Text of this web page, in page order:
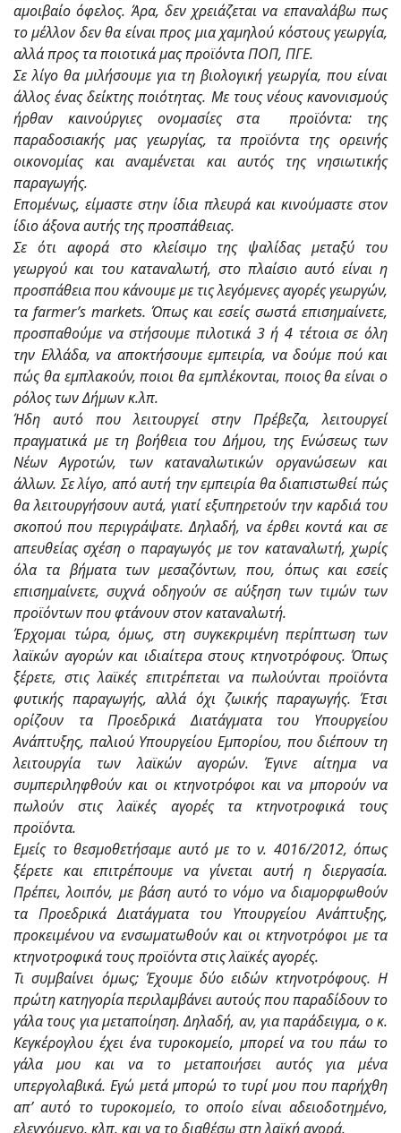
αμοιβαίο όφελος. Άρα, δεν χρειάζεται να επαναλάβω πως
το μέλλον δεν θα είναι προς μια χαμηλού κόστους γεωργία,
αλλά προς τα ποιοτικά μας προϊόντα ΠΟΠ, ΠΓΕ.
Σε λίγο θα μιλήσουμε για τη βιολογική γεωργία, που είναι
άλλος ένας δείκτης ποιότητας. Με τους νέους κανονισμούς
ήρθαν καινούργιες ονομασίες στα προϊόντα: της
παραδοσιακής μας γεωργίας, τα προϊόντα της ορεινής
οικονομίας και αναμένεται και αυτός της νησιωτικής
παραγωγής.
Επομένως, είμαστε στην ίδια πλευρά και κινούμαστε στον
ίδιο άξονα αυτής της προσπάθειας.
Σε ότι αφορά στο κλείσιμο της ψαλίδας μεταξύ του
γεωργού και του καταναλωτή, στο πλαίσιο αυτό είναι η
προσπάθεια που κάνουμε με τις λεγόμενες αγορές γεωργών,
τα farmer’s markets. Όπως και εσείς σωστά επισημαίνετε,
προσπαθούμε να στήσουμε πιλοτικά 3 ή 4 τέτοια σε όλη
την Ελλάδα, να αποκτήσουμε εμπειρία, να δούμε πού και
πώς θα εμπλακούν, ποιοι θα εμπλέκονται, ποιος θα είναι ο
ρόλος των Δήμων κ.λπ.
Ήδη αυτό που λειτουργεί στην Πρέβεζα, λειτουργεί
πραγματικά με τη βοήθεια του Δήμου, της Ενώσεως των
Νέων Αγροτών, των καταναλωτικών οργανώσεων και
άλλων. Σε λίγο, από αυτή την εμπειρία θα διαπιστωθεί πώς
θα λειτουργήσουν αυτά, γιατί εξυπηρετούν την καρδιά του
σκοπού που περιγράψατε. Δηλαδή, να έρθει κοντά και σε
απευθείας σχέση ο παραγωγός με τον καταναλωτή, χωρίς
όλα τα βήματα των μεσαζόντων, που, όπως και εσείς
επισημαίνετε, συχνά οδηγούν σε αύξηση των τιμών των
προϊόντων που φτάνουν στον καταναλωτή.
Έρχομαι τώρα, όμως, στη συγκεκριμένη περίπτωση των
λαϊκών αγορών και ιδιαίτερα στους κτηνοτρόφους. Όπως
ξέρετε, στις λαϊκές επιτρέπεται να πωλούνται προϊόντα
φυτικής παραγωγής, αλλά όχι ζωικής παραγωγής. Έτσι
ορίζουν τα Προεδρικά Διατάγματα του Υπουργείου
Ανάπτυξης, παλιού Υπουργείου Εμπορίου, που διέπουν τη
λειτουργία των λαϊκών αγορών. Έγινε αίτημα να
συμπεριληφθούν και οι κτηνοτρόφοι και να μπορούν να
πωλούν στις λαϊκές αγορές τα κτηνοτροφικά τους
προϊόντα.
Εμείς το θεσμοθετήσαμε αυτό με το ν. 4016/2012, όπως
ξέρετε και επιτρέπουμε να γίνεται αυτή η διεργασία.
Πρέπει, λοιπόν, με βάση αυτό το νόμο να διαμορφωθούν
τα Προεδρικά Διατάγματα του Υπουργείου Ανάπτυξης,
προκειμένου να ενσωματωθούν και οι κτηνοτρόφοι με τα
κτηνοτροφικά τους προϊόντα στις λαϊκές αγορές.
Τι συμβαίνει όμως; Έχουμε δύο ειδών κτηνοτρόφους. Η
πρώτη κατηγορία περιλαμβάνει αυτούς που παραδίδουν το
γάλα τους για μεταποίηση. Δηλαδή, αν, για παράδειγμα, ο κ.
Κεγκέρογλου έχει ένα τυροκομείο, μπορεί να του πάω το
γάλα μου και να το μεταποιήσει αυτός για μένα
υπεργολαβικά. Εγώ μετά μπορώ το τυρί μου που παρήχθη
απ’ αυτό το τυροκομείο, το οποίο είναι αδειοδοτημένο,
ελεγχόμενο, κλπ. και να το διαθέσω στη λαϊκή αγορά.